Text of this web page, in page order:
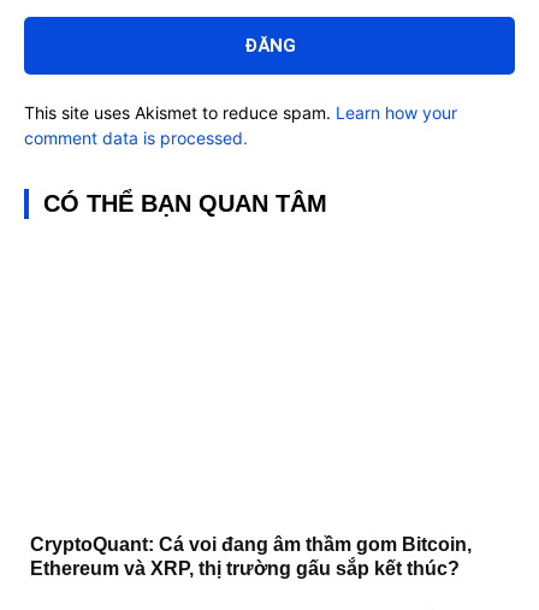
This site uses Akismet to reduce spam. Learn how your
comment data is processed.
CÓ THỂ BẠN QUAN TÂM
CryptoQuant: Cá voi đang âm thầm gom Bitcoin,
Ethereum và XRP, thị trường gấu sắp kết thúc?